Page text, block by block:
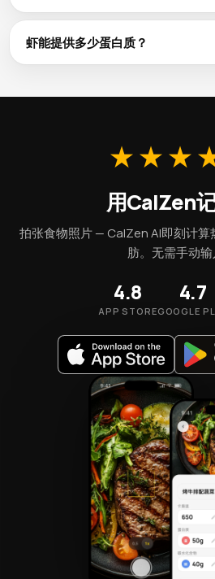
烘烤、烧烤、蒸煮和水煮是最健康
脂肪，能将热量保持在接近生食的99
虾能提供多少蛋白质？
用CalZen
拍张食物照片 — CalZen AI即刻计
肪。无需手动输
4.8
APP STORE
4.7
GOOGLE